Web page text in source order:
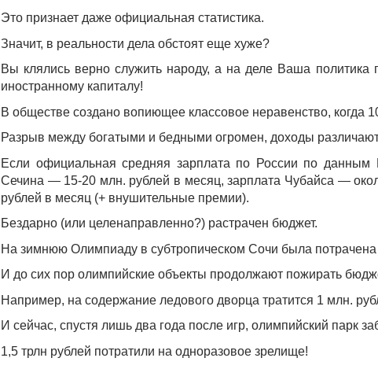
Это признает даже официальная статистика.
Значит, в реальности дела обстоят еще хуже?
Вы клялись верно служить народу, а на деле Ваша политика
иностранному капиталу!
В обществе создано вопиющее классовое неравенство, когда
Разрыв между богатыми и бедными огромен, доходы
Если официальная средняя зарплата по России по данным
Сечина — 15-20 млн. рублей в месяц, зарплата Чубайса —
рублей в месяц (+ внушительные премии).
Бездарно (или целенаправленно?) растрачен бюджет.
На зимнюю Олимпиаду в субтропическом Сочи была
И до сих пор олимпийские объекты продолжают пожирать
Например, на содержание ледового дворца тратится 1 млн.
И сейчас, спустя лишь два года после игр, олимпийский парк
1,5 трлн рублей потратили на одноразовое зрелище!